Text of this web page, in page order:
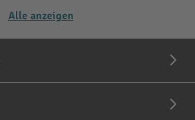
Alle anzeigen